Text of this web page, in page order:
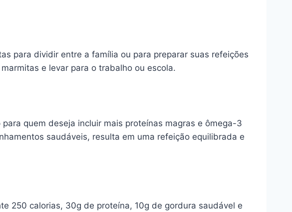
para dividir entre a família ou para preparar suas refeições
e levar para o trabalho ou escola.
quem deseja incluir mais proteínas magras e ômega-3
saudáveis, resulta em uma refeição equilibrada e
250 calorias, 30g de proteína, 10g de gordura saudável e